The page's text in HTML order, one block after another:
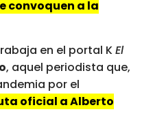
convoquen a la
en el portal KEl
, aquel periodista que,
por el
oficial a Alberto